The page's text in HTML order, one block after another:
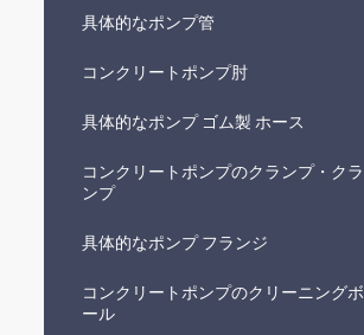
具体的なポンプ管
コンクリートポンプ肘
具体的なポンプ ゴム製 ホース
コンクリートポンプのクランプ・クラ
ンプ
具体的なポンプ フランジ
コンクリートポンプのクリーニングボ
ール